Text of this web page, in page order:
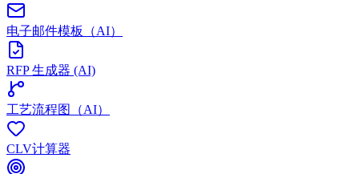
电子邮件模板（AI）
RFP 生成器 (AI)
工艺流程图（AI）
CLV计算器